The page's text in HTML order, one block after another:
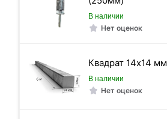
В наличии
Нет оценок
Квадрат 14х14 мм
В наличии
Нет оценок
Цвет
Покрытие
Цена указана